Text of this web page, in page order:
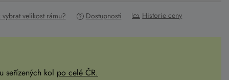
vybrat velikost rámu? Dostupnosti Historie ceny
seřízených kol po celé ČR.